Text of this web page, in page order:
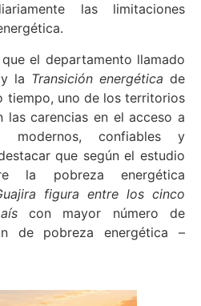
las limitaciones
el departamento llamado
la Transición energética de
tiempo, uno de los territorios
las carencias en el acceso a
modernos, confiables y
que según el estudio
la pobreza energética
figura entre los cinco
con mayor número de
de pobreza energética –